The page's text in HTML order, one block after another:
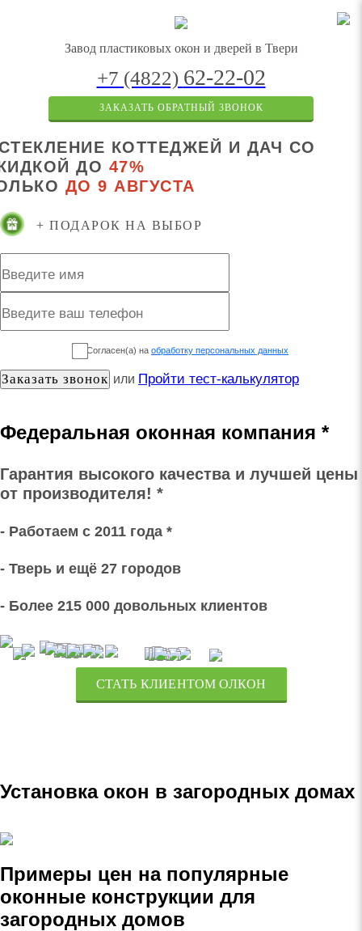
Завод пластиковых окон и дверей в Твери
+7 (4822) 62-22-02
ЗАКАЗАТЬ ОБРАТНЫЙ ЗВОНОК
КОТТЕДЖЕЙ И ДАЧ СО
ДО 47%
ДО 9 АВГУСТА
+ ПОДАРОК НА ВЫБОР
Согласен(а) на обработку персональных данных
или Пройти тест-калькулятор
Федеральная оконная компания *
Гарантия высокого качества и лучшей цены
от производителя! *
- Работаем с 2011 года *
- Тверь и ещё 27 городов
- Более 215 000 довольных клиентов
СТАТЬ КЛИЕНТОМ ОЛКОН
Установка окон в загородных домах
Примеры цен на популярные
оконные конструкции для
загородных домов